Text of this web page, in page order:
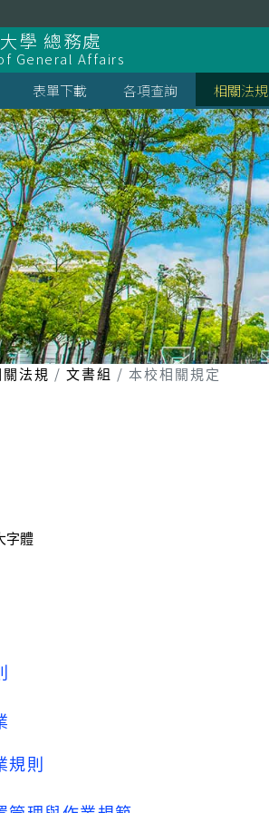
學 總務處
General Affairs
表單下載 各項查詢 相關法規
法規 文書組 本校相關規定
字體
規則